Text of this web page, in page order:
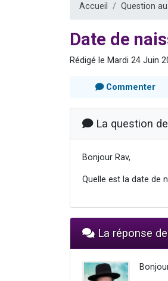
Accueil Question
Date de
Rédigé le Mardi 24 Juin
Commenter
La question
Bonjour Rav,
Quelle est la date de
La réponse de